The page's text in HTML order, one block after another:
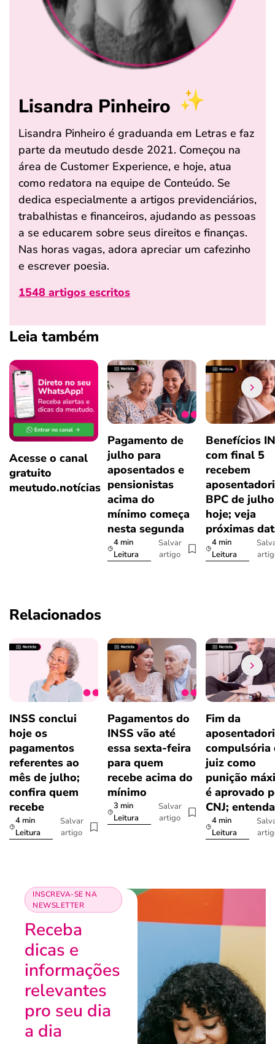
Lisandra Pinheiro
Lisandra Pinheiro é graduanda em Letras e faz
parte da meutudo desde 2021. Começou na
área de Customer Experience, e hoje, atua
como redatora na equipe de Conteúdo. Se
dedica especialmente a artigos previdenciários,
trabalhistas e financeiros, ajudando as pessoas
a se educarem sobre seus direitos e finanças.
Nas horas vagas, adora apreciar um cafezinho
e escrever poesia.
1548 artigos escritos
Leia também
Acesse o canal
gratuito
meutudo.notícias
Pagamento de
julho para
aposentados e
pensionistas
acima do
mínimo começa
nesta segunda
4 min
Leitura
Salvar
artigo
Benefícios
com final 5
recebem
BPC de julho
hoje; veja
próximas
4 min
Leitura
Relacionados
INSS conclui
hoje os
pagamentos
referentes ao
mês de julho;
confira quem
recebe
4 min
Leitura
Salvar
artigo
Pagamentos do
INSS vão até
essa sexta-feira
para quem
recebe acima do
mínimo
3 min
Leitura
Salvar
artigo
Fim da
compulsória
juiz como
punição
é aprovado
CNJ; entenda
4 min
Leitura
INSCREVA-SE NA
NEWSLETTER
Receba
dicas e
informações
relevantes
pro seu dia
a dia